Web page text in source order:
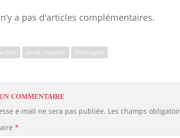
e
b
k
t
n
i d
s
s
e y
k
r
a pas d'articles complémentaires.
aix-la-chapelle Allemagne
COMMENTAIRE
e-mail ne sera pas publiée. Les champs
*